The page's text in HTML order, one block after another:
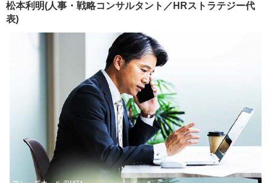
松本利明(人事・戦略コンサルタント／HRストラテジー代
表)